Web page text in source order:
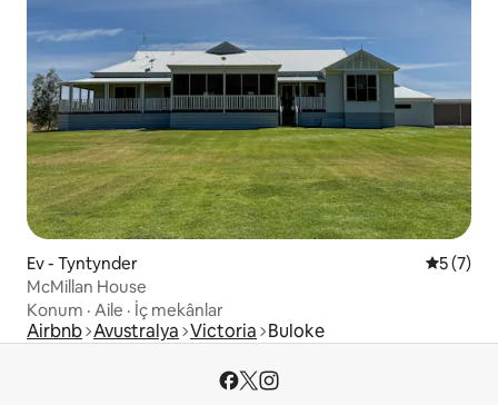
Ev - Tyntynder 55 (7)
McMillan House
Konum · Aile · İç mekânlar
Airbnb Avustralya Victoria Buloke